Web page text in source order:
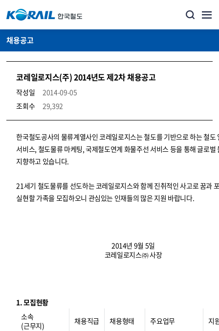
채용공고
코레일로지스(주) 2014년도 제2차 채용공고
작성일
2014-09-05
조회수
29,392
코레일소개_경영공시_채용공고 상세보기 – 내용, 파일, 담당자 연락처로 구성
한국철도공사의 물류계열사인 코레일로지스는 철도를 기반으로 하는 철도
서비스, 철도물류 마케팅, 국제철도연계 화물주선 서비스 등을 통해 글로벌
지향하고 있습니다.
21세기 철도물류를 선도하는 코레일로지스와 함께 진취적인 사고로 꿈과
실현할 가족을 모집하오니 관심있는 인재들의 많은 지원 바랍니다.
2014년 9월 5일
코레일로지스㈜ 사장
1. 모집현황
소속
(근무지)
채용직급 채용형태 주요업무 지